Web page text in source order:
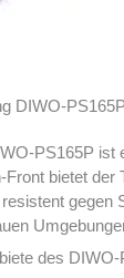
DIWO-PS165P
PS165P ist
Front bietet
gegen
des